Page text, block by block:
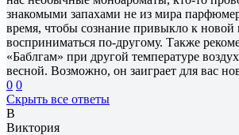
знакомыми запахами не из мира
время, чтобы сознание привыкло к новой
восприниматься по-другому. Также
«Баблгам» при другой температуре
весной. Возможно, он заиграет для вас
0 0
Скрыть все ответы
В
Виктория